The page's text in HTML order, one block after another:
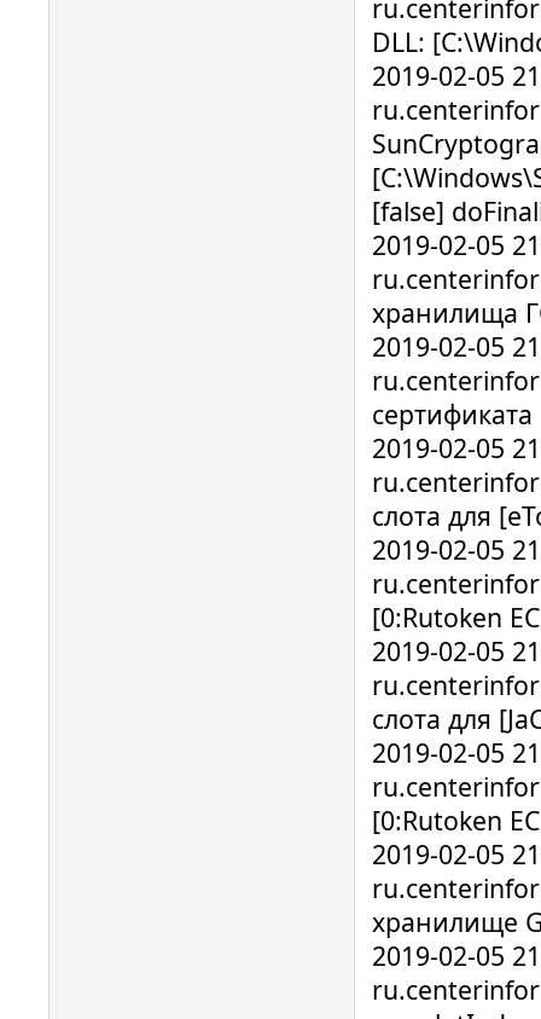
DLL:
2019-02-05
[false]
2019-02-05
хранилища
2019-02-05
2019-02-05
слота для
2019-02-05
[0:Rutoken
2019-02-05
слота для
2019-02-05
[0:Rutoken
2019-02-05
хранилище
2019-02-05